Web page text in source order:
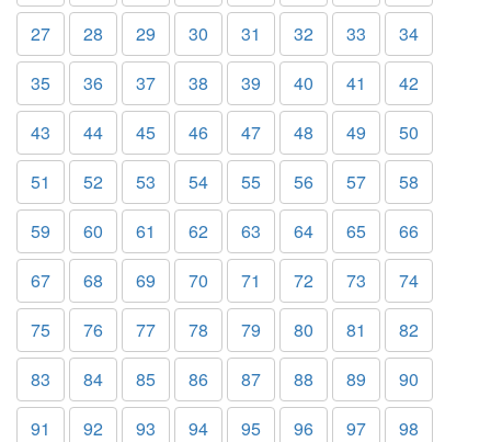
27
28 29 30 31 32 33
34
35
36 37 38 39 40 41
42
43
44 45 46 47 48 49
50
51
52 53 54 55 56 57
58
59
60 61 62 63 64 65
66
67
68 69 70 71 72 73
74
75
76 77 78 79 80 81
82
83
84 85 86 87 88 89
90
91
92 93 94 95 96 97
98